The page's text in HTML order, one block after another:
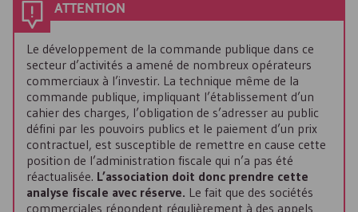
ATTENTION
Le développement de la commande publique dans ce
secteur d’activités a amené de nombreux opérateurs
commerciaux à l’investir. La technique même de la
commande publique, impliquant l’établissement d’un
cahier des charges, l’obligation de s’adresser au public
défini par les pouvoirs publics et le paiement d’un prix
contractuel, est susceptible de remettre en cause cette
position de l’administration fiscale qui n’a pas été
réactualisée. L’association doit donc prendre cette
analyse fiscale avec réserve. Le fait que des sociétés
commerciales répondent régulièrement à des appels